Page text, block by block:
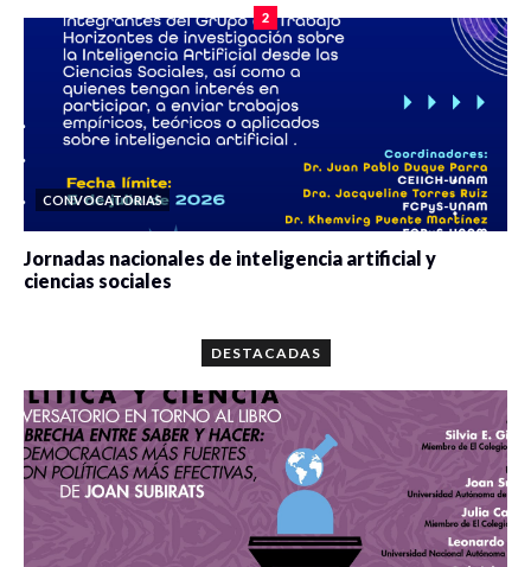
2
CONVOCATORIAS
Jornadas nacionales de inteligencia artificial y
ciencias sociales
DESTACADAS